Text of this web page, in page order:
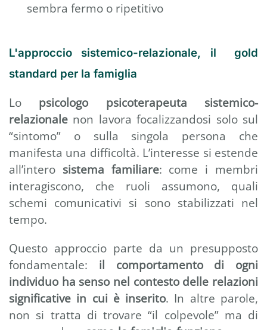
sembra fermo o ripetitivo
L'approccio sistemico-relazionale, il gold
standard per la famiglia
Lo psicologo psicoterapeuta sistemico-
relazionale non lavora focalizzandosi solo sul
“sintomo” o sulla singola persona che
manifesta una difficoltà. L’interesse si estende
all’intero sistema familiare: come i membri
interagiscono, che ruoli assumono, quali
schemi comunicativi si sono stabilizzati nel
tempo.
Questo approccio parte da un presupposto
fondamentale: il comportamento di ogni
individuo ha senso nel contesto delle relazioni
significative in cui è inserito. In altre parole,
non si tratta di trovare “il colpevole” ma di